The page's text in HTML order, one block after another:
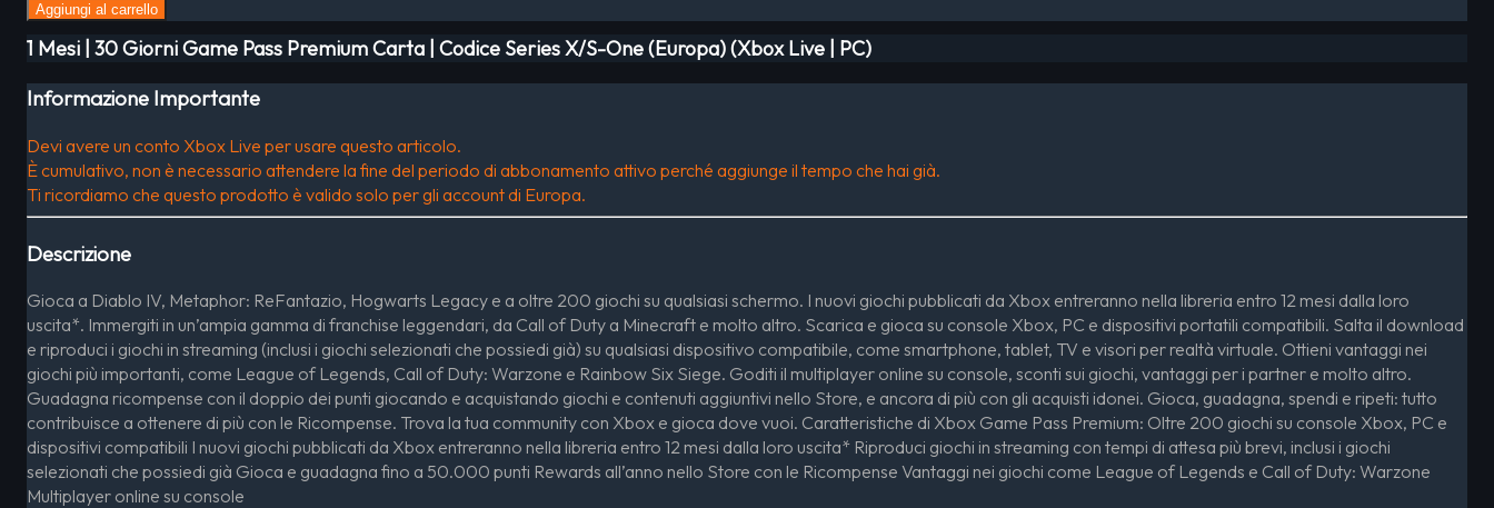
Aggiungi al carrello
1 Mesi | 30 Giorni Game Pass Premium Carta | Codice Series X/S-One (Europa) (Xbox Live | PC)
Informazione Importante
Devi avere un conto Xbox Live per usare questo articolo.
È cumulativo, non è necessario attendere la fine del periodo di abbonamento attivo perché aggiunge il tempo che hai già.
Ti ricordiamo che questo prodotto è valido solo per gli account di Europa.
Descrizione
Gioca a Diablo IV, Metaphor: ReFantazio, Hogwarts Legacy e a oltre 200 giochi su qualsiasi schermo. I nuovi giochi pubblicati da Xbox entreranno nella libreria entro 12 mesi dalla loro
uscita*. Immergiti in un’ampia gamma di franchise leggendari, da Call of Duty a Minecraft e molto altro. Scarica e gioca su console Xbox, PC e dispositivi portatili compatibili. Salta il download
e riproduci i giochi in streaming (inclusi i giochi selezionati che possiedi già) su qualsiasi dispositivo compatibile, come smartphone, tablet, TV e visori per realtà virtuale. Ottieni vantaggi nei
giochi più importanti, come League of Legends, Call of Duty: Warzone e Rainbow Six Siege. Goditi il multiplayer online su console, sconti sui giochi, vantaggi per i partner e molto altro.
Guadagna ricompense con il doppio dei punti giocando e acquistando giochi e contenuti aggiuntivi nello Store, e ancora di più con gli acquisti idonei. Gioca, guadagna, spendi e ripeti: tutto
contribuisce a ottenere di più con le Ricompense. Trova la tua community con Xbox e gioca dove vuoi. Caratteristiche di Xbox Game Pass Premium: Oltre 200 giochi su console Xbox, PC e
dispositivi compatibili I nuovi giochi pubblicati da Xbox entreranno nella libreria entro 12 mesi dalla loro uscita* Riproduci giochi in streaming con tempi di attesa più brevi, inclusi i giochi
selezionati che possiedi già Gioca e guadagna fino a 50.000 punti Rewards all’anno nello Store con le Ricompense Vantaggi nei giochi come League of Legends e Call of Duty: Warzone
Multiplayer online su console